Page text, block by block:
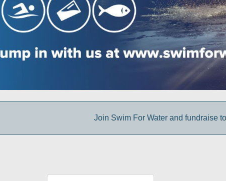
Join Swim For Water and fundraise